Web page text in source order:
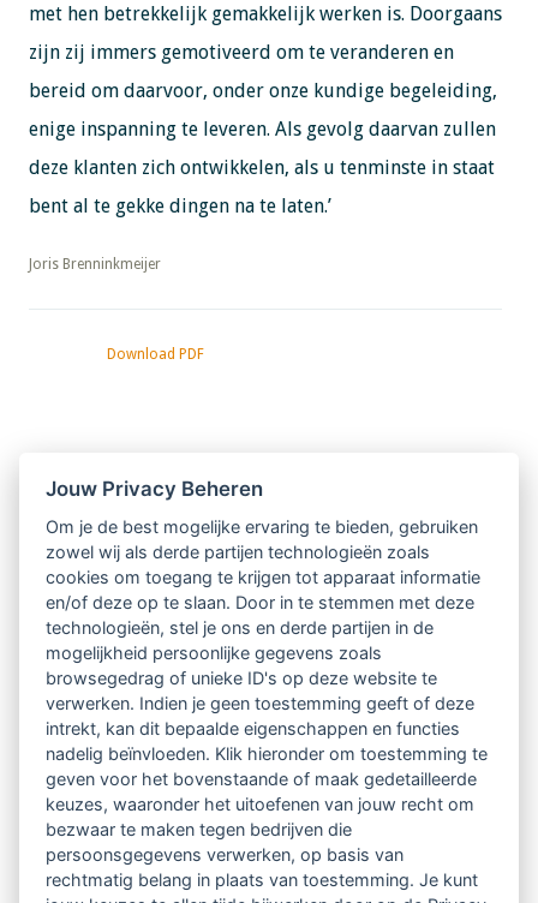
met hen betrekkelijk gemakkelijk werken is. Doorgaans
zijn zij immers gemotiveerd om te veranderen en
bereid om daarvoor, onder onze kundige begeleiding,
enige inspanning te leveren. Als gevolg daarvan zullen
deze klanten zich ontwikkelen, als u tenminste in staat
bent al te gekke dingen na te laten.’
​​​​​​​Joris Brenninkmeijer
Download PDF
Nieuwsbrief
Ontvang 10 x per jaar de LVSC-
relatienieuwsbrief met o.a.:
vrij toegankelijke TsvB-artikelen
nieuws op het vlak van professioneel
begeleiden
informatie over LVSC-activiteiten
Aanmelden nieuwsbrief
Jouw Privacy Beheren
Om je de best mogelijke ervaring te bieden, gebruiken
zowel wij als derde partijen technologieën zoals
cookies om toegang te krijgen tot apparaat informatie
en/of deze op te slaan. Door in te stemmen met deze
technologieën, stel je ons en derde partijen in de
mogelijkheid persoonlijke gegevens zoals
browsegedrag of unieke ID's op deze website te
verwerken. Indien je geen toestemming geeft of deze
intrekt, kan dit bepaalde eigenschappen en functies
nadelig beïnvloeden. Klik hieronder om toestemming te
geven voor het bovenstaande of maak gedetailleerde
keuzes, waaronder het uitoefenen van jouw recht om
bezwaar te maken tegen bedrijven die
persoonsgegevens verwerken, op basis van
rechtmatig belang in plaats van toestemming. Je kunt